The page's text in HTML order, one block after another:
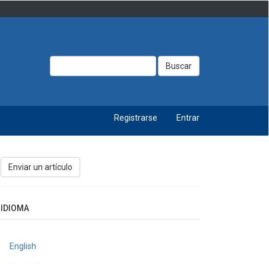
Buscar
Registrarse Entrar
Enviar
unEnviar un artículo
IDIOMA
English